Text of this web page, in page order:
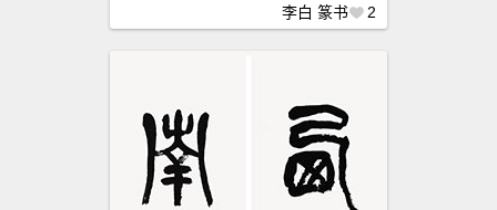
李白 篆书 2